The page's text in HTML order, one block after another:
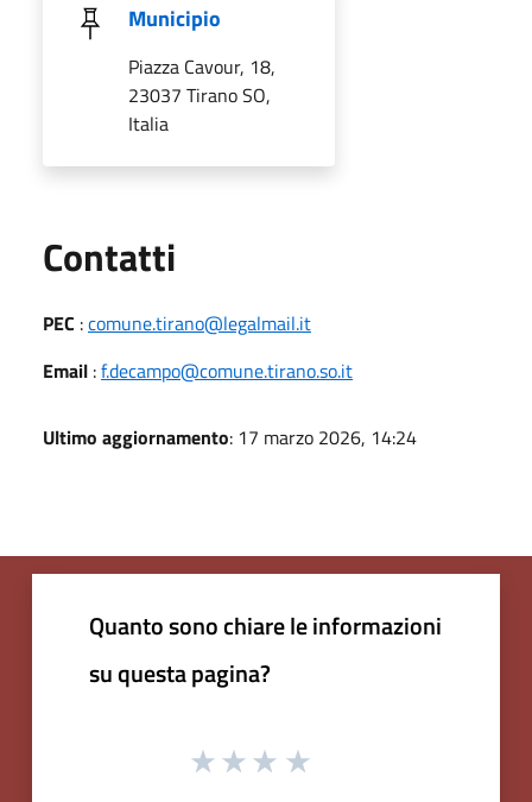
Municipio
Piazza Cavour, 18,
23037 Tirano SO,
Italia
Contatti
PEC :comune.tirano@legalmail.it
Email :f.decampo@comune.tirano.so.it
Ultimo aggiornamento: 17 marzo 2026, 14:24
Quanto sono chiare le informazioni
su questa pagina?